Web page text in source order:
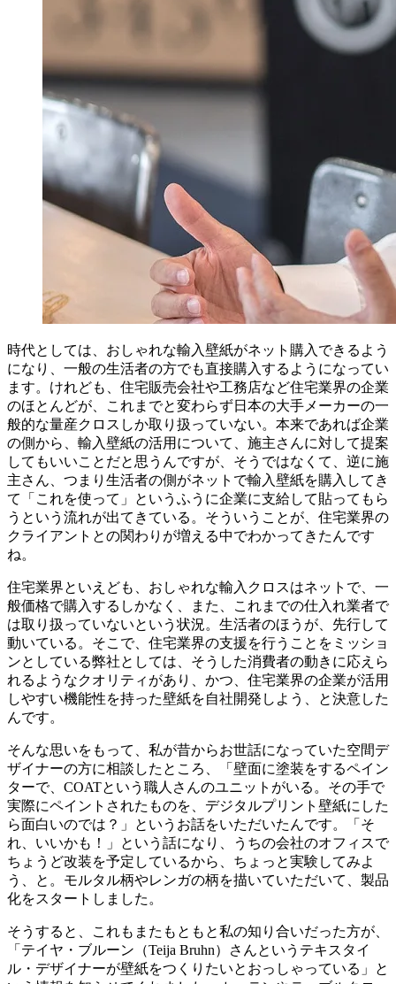
時代としては、おしゃれな輸入壁紙がネット購入できるよう
になり、一般の生活者の方でも直接購入するようになってい
ます。けれども、住宅販売会社や工務店など住宅業界の企業
のほとんどが、これまでと変わらず日本の大手メーカーの一
般的な量産クロスしか取り扱っていない。本来であれば企業
の側から、輸入壁紙の活用について、施主さんに対して提案
してもいいことだと思うんですが、そうではなくて、逆に施
主さん、つまり生活者の側がネットで輸入壁紙を購入してき
て「これを使って」というふうに企業に支給して貼ってもら
うという流れが出てきている。そういうことが、住宅業界の
クライアントとの関わりが増える中でわかってきたんです
ね。
住宅業界といえども、おしゃれな輸入クロスはネットで、一
般価格で購入するしかなく、また、これまでの仕入れ業者で
は取り扱っていないという状況。生活者のほうが、先行して
動いている。そこで、住宅業界の支援を行うことをミッショ
ンとしている弊社としては、そうした消費者の動きに応えら
れるようなクオリティがあり、かつ、住宅業界の企業が活用
しやすい機能性を持った壁紙を自社開発しよう、と決意した
んです。
そんな思いをもって、私が昔からお世話になっていた空間デ
ザイナーの方に相談したところ、「壁面に塗装をするペイン
ターで、COATという職人さんのユニットがいる。その手で
実際にペイントされたものを、デジタルプリント壁紙にした
ら面白いのでは？」というお話をいただいたんです。「そ
れ、いいかも！」という話になり、うちの会社のオフィスで
ちょうど改装を予定しているから、ちょっと実験してみよ
う、と。モルタル柄やレンガの柄を描いていただいて、製品
化をスタートしました。
そうすると、これもまたもともと私の知り合いだった方が、
「テイヤ・ブルーン（Teija Bruhn）さんというテキスタイ
ル・デザイナーが壁紙をつくりたいとおっしゃっている」と